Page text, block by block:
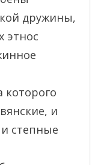
дружины,
этнос
которого
и
степные